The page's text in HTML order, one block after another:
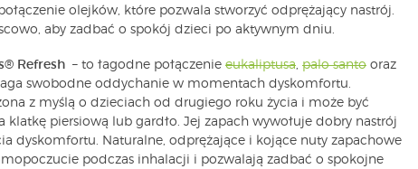
olejków, które pozwala stworzyć odprężający nastrój.
aby zadbać o spokój dzieci po aktywnym dniu.
Refresh – to łagodne połączenie eukaliptusa, palo santo oraz
swobodne oddychanie w momentach dyskomfortu.
z myślą o dzieciach od drugiego roku życia i może być
klatkę piersiową lub gardło. Jej zapach wywołuje dobry nastrój
dyskomfortu. Naturalne, odprężające i kojące nuty zapachowe
podczas inhalacji i pozwalają zadbać o spokojne